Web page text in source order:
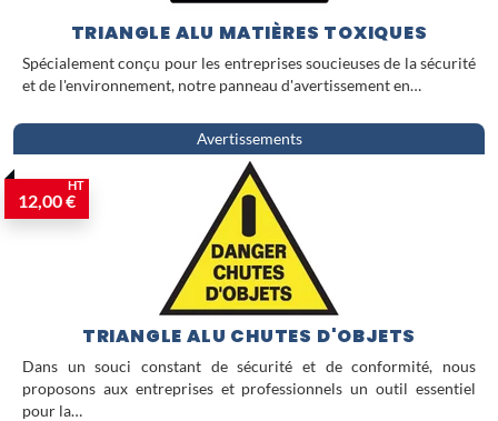
TRIANGLE ALU MATIÈRES TOXIQUES
Spécialement conçu pour les entreprises soucieuses de la sécurité
et de l'environnement, notre panneau d'avertissement en…
Avertissements
12,00 €
HT
TRIANGLE ALU CHUTES D'OBJETS
Dans un souci constant de sécurité et de conformité, nous
proposons aux entreprises et professionnels un outil essentiel
pour la…